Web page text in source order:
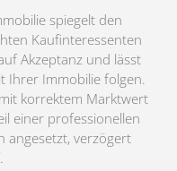
spiegelt den
Kaufinteressenten
Akzeptanz und lässt
Ihrer Immobilie folgen.
korrektem Marktwert
einer professionellen
angesetzt, verzögert